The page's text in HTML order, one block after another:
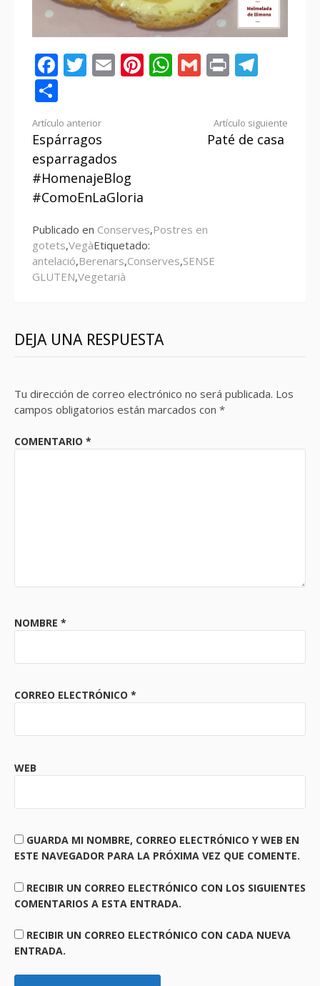
Facebook
Twitter
EmailPinterest
WhatsApp
Gmail
Print
Seguir
leyendo
Artículo anterior
Espárragos
esparragados
#HomenajeBlog
#ComoEnLaGloria
Artículo siguiente
Paté de casa
Publicado en Conserves,Postres en
gotets,VegàEtiquetado:
antelació,Berenars,Conserves,SENSE
GLUTEN,Vegetarià
DEJA UNA RESPUESTA
Tu dirección de correo electrónico no será publicada. Los
campos obligatorios están marcados con *
COMENTARIO *
NOMBRE *
CORREO ELECTRÓNICO *
WEB
GUARDA MI NOMBRE, CORREO ELECTRÓNICO Y WEB EN
ESTE NAVEGADOR PARA LA PRÓXIMA VEZ QUE COMENTE.
RECIBIR UN CORREO ELECTRÓNICO CON LOS SIGUIENTES
COMENTARIOS A ESTA ENTRADA.
RECIBIR UN CORREO ELECTRÓNICO CON CADA NUEVA
ENTRADA.